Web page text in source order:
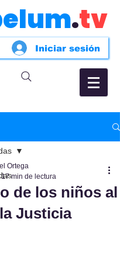
.tv
Iniciar sesión
de los niños al
Justicia
Ortega
17 min de lectura